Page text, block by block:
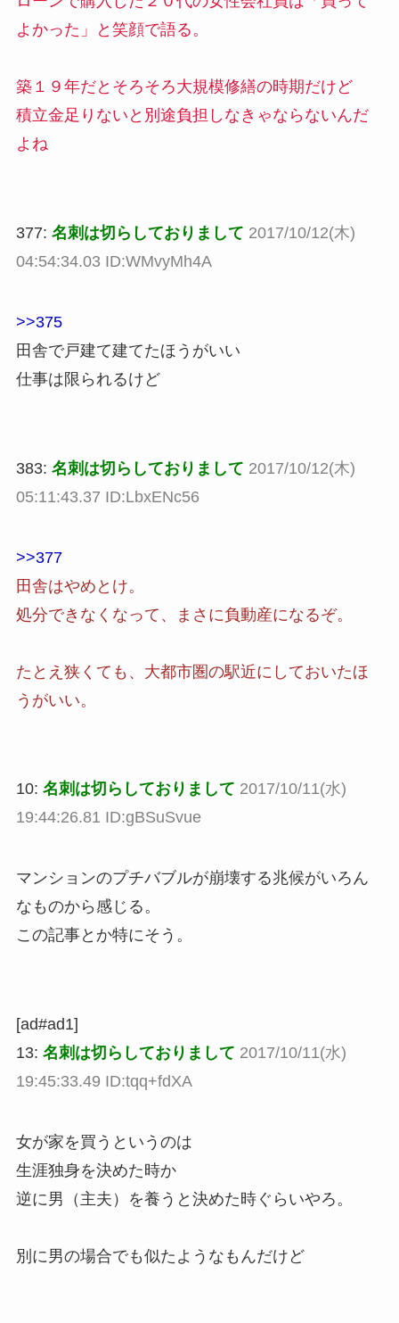
よかった」と笑顔で語る。
築１９年だとそろそろ大規模修繕の時期だけど
積立金足りないと別途負担しなきゃならないんだ
よね
377: 名刺は切らしておりまして 2017/10/12(木)
04:54:34.03 ID:WMvyMh4A
>>375
田舎で戸建て建てたほうがいい
仕事は限られるけど
383: 名刺は切らしておりまして 2017/10/12(木)
05:11:43.37 ID:LbxENc56
>>377
田舎はやめとけ。
処分できなくなって、まさに負動産になるぞ。
たとえ狭くても、大都市圏の駅近にしておいたほ
うがいい。
10: 名刺は切らしておりまして 2017/10/11(水)
19:44:26.81 ID:gBSuSvue
マンションのプチバブルが崩壊する兆候がいろん
なものから感じる。
この記事とか特にそう。
[ad#ad1]
13: 名刺は切らしておりまして 2017/10/11(水)
19:45:33.49 ID:tqq+fdXA
女が家を買うというのは
生涯独身を決めた時か
逆に男（主夫）を養うと決めた時ぐらいやろ。
別に男の場合でも似たようなもんだけど